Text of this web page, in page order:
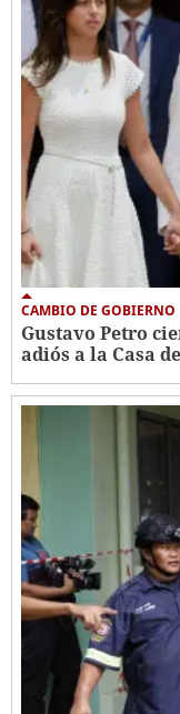
CAMBIO DE GOBIERNO
Gustavo Petro
adiós a la Casa